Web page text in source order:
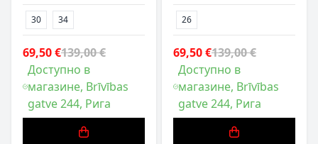
30 34
69,50 €139,00 €
Доступно в
магазине, Brīvības
gatve 244, Рига
26
69,50 €139,00 €
Доступно в
магазине, Brīvības
gatve 244, Рига